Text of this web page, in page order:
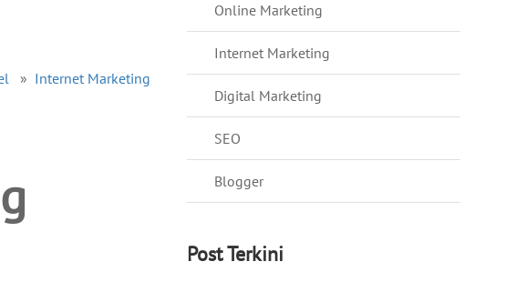
» Internet Marketing
Online Marketing
Internet Marketing
Digital Marketing
SEO
Blogger
Post Terkini